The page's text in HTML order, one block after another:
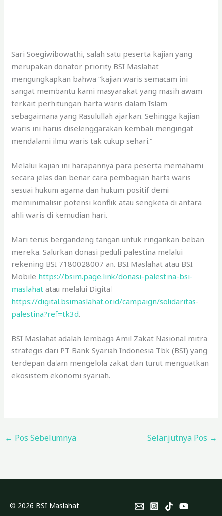
Sari Soegiwibowathi, salah satu peserta kajian yang
merupakan donator priority BSI Maslahat
mengungkapkan bahwa “kajian waris semacam ini
sangat membantu kami masyarakat yang masih awam
terkait perhitungan harta waris dalam Islam
sebagaimana yang Rasulullah ajarkan. Sehingga kajian
waris ini harus diselenggarakan kembali mengingat
mendalami ilmu waris tak cukup sehari.”
Melalui kajian ini harapannya para peserta memahami
secara jelas dan benar cara pembagian harta waris
sesuai hukum agama dan hukum positif demi
meminimalisir potensi konflik atau sengketa di antara
ahli waris di kemudian hari.
Mari terus bergandeng tangan untuk ringankan beban
mereka. Salurkan donasi peduli palestina melalui
rekening BSI 7180028007 an. BSI Maslahat atau BSI
Mobile https://bsim.page.link/donasi-palestina-bsi-
maslahat atau melalui Digital
https://digital.bsimaslahat.or.id/campaign/solidaritas-
palestina?ref=tk3d.
BSI Maslahat adalah lembaga Amil Zakat Nasional mitra
strategis dari PT Bank Syariah Indonesia Tbk (BSI) yang
terdepan dalam mengelola zakat dan turut menguatkan
ekosistem ekonomi syariah.
← Pos Sebelumnya Selanjutnya Pos →
© 2026 BSI Maslahat